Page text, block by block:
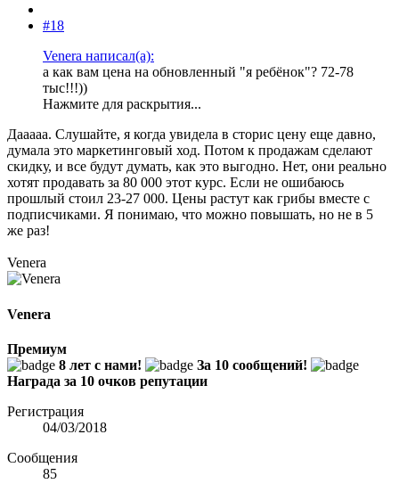
#18
Venera написал(а):
а как вам цена на обновленный "я ребёнок"? 72-78
тыс!!!))
Нажмите для раскрытия...
Дааааа. Слушайте, я когда увидела в сторис цену еще давно,
думала это маркетинговый ход. Потом к продажам сделают
скидку, и все будут думать, как это выгодно. Нет, они реально
хотят продавать за 80 000 этот курс. Если не ошибаюсь
прошлый стоил 23-27 000. Цены растут как грибы вместе с
подписчиками. Я понимаю, что можно повышать, но не в 5
же раз!
Venera
Venera
Премиум
8 лет с нами!
За 10 сообщений!
Награда за 10 очков репутации
Регистрация
04/03/2018
Сообщения
85